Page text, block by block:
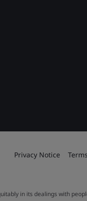
Privacy Notice
in its dealings with